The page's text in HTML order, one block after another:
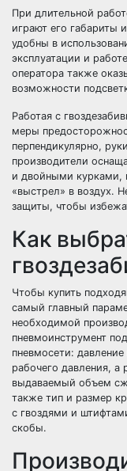
При длительной
играют его габариты
удобны в
эксплуатации и
оператора также
возможности
Работая с
меры
перпендикулярно,
производители
и двойными курками,
«выстрел» в воздух.
защиты, чтобы
Как
Чтобы купить
самый главный
необходимой
пневмоинструмент
пневмосети:
рабочего давления, а
выдаваемый объем
также тип и размер
с гвоздями и
скобы.